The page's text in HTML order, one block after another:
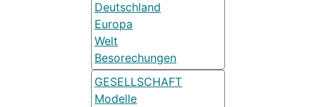
Deutschland
Europa
Welt
Besorechungen
GESELLSCHAFT
Modelle